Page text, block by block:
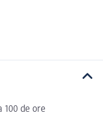
100 de ore